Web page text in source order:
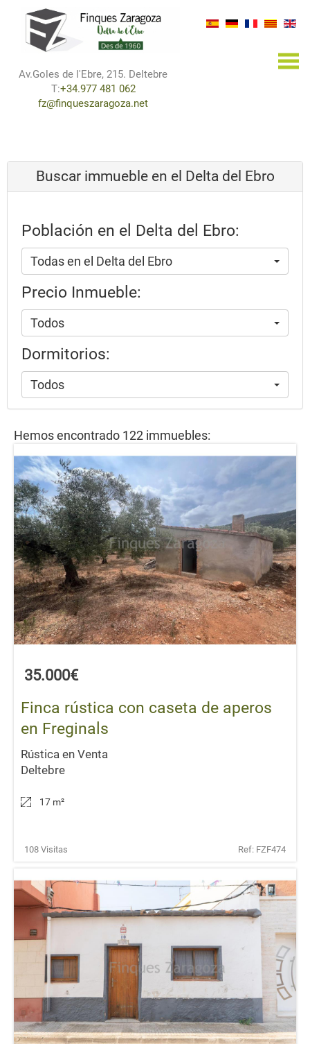
Av.Goles de l'Ebre, 215. Deltebre
T:+34.977 481 062
fz@finqueszaragoza.net
×
Buscar immueble en el Delta del Ebro
Población en el Delta del Ebro:
Todas en el Delta del Ebro
Precio Inmueble:
Todos
Dormitorios:
Todos
Hemos encontrado 122 immuebles:
35.000€
Finca rústica con caseta de aperos
en Freginals
Rústica en Venta
Deltebre
17 m²
108 Visitas Ref: FZF474